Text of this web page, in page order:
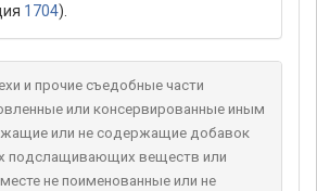
1704).
и прочие съедобные части
или консервированные иным
или не содержащие добавок
подслащивающих веществ или
не поименованные или не